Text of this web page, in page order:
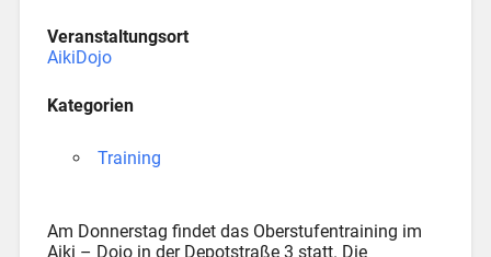
Veranstaltungsort
AikiDojo
Kategorien
Training
Am Donnerstag findet das Oberstufentraining im
Aiki – Dojo in der Depotstraße 3 statt. Die